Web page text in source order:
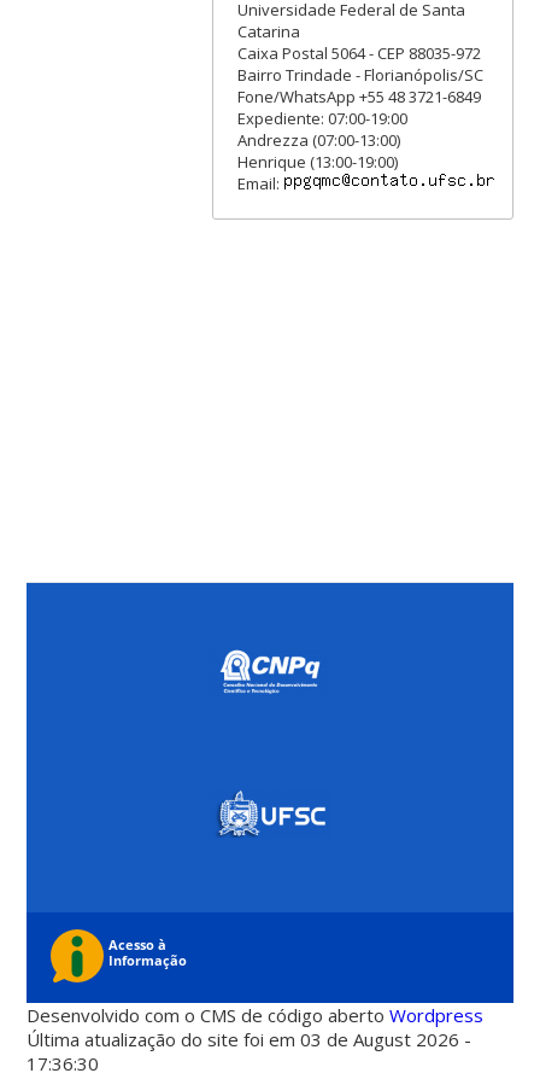
Universidade Federal de Santa
Catarina
Caixa Postal 5064 - CEP 88035-972
Bairro Trindade - Florianópolis/SC
Fone/WhatsApp +55 48 3721-6849
Expediente: 07:00-19:00
Andrezza (07:00-13:00)
Henrique (13:00-19:00)
Email:
Desenvolvido com o CMS de código abertoWordpress
Última atualização do site foi em 03 de August 2026 -
17:36:30